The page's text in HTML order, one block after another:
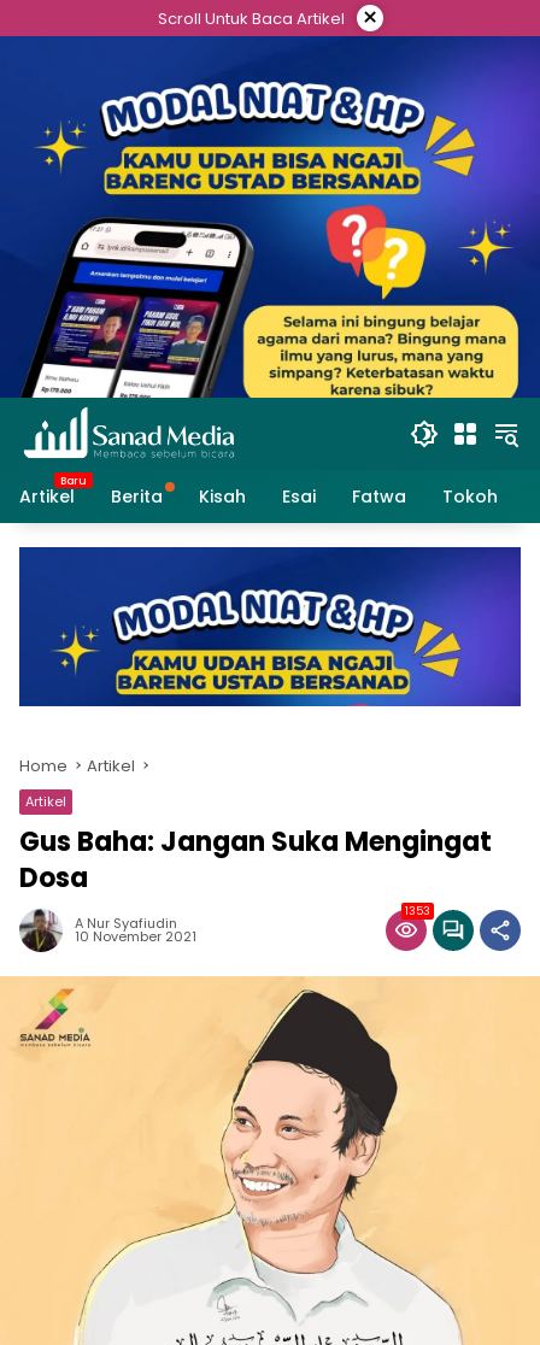
to
Scroll Untuk Baca Artikel ×
Artikel Berita Kisah Esai Fatwa Tokoh
Home Artikel
Artikel
Gus Baha: Jangan Suka Mengingat
Dosa
A Nur Syafiudin
10 November 2021
1353